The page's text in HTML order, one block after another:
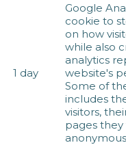
1 day
Google
cookie to
on how
while also
analytics
website's
Some of
includes
visitors,
pages they